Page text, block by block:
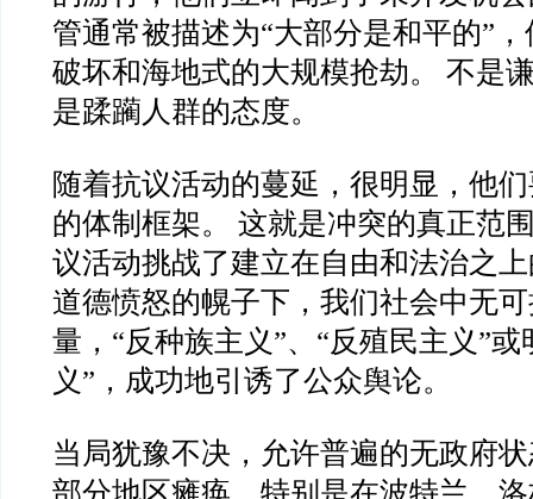
管通常被描述为“大部分是和平的”
破坏和海地式的大规模抢劫。 不是
是蹂躏人群的态度。
随着抗议活动的蔓延，很明显，他
的体制框架。 这就是冲突的真正范
议活动挑战了建立在自由和法治之
道德愤怒的幌子下，我们社会中无
量，“反种族主义”、“反殖民主义”或
义”，成功地引诱了公众舆论。
当局犹豫不决，允许普遍的无政府
部分地区瘫痪，特别是在波特兰、